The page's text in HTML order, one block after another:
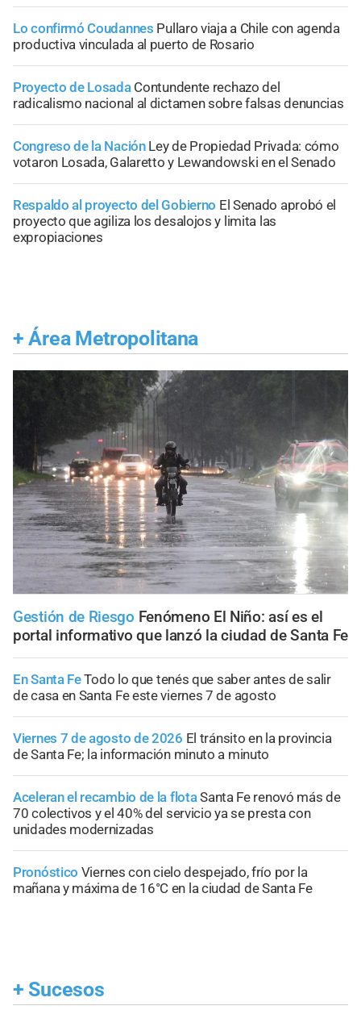
Lo confirmó Coudannes Pullaro viaja a Chile con agenda
productiva vinculada al puerto de Rosario
Proyecto de Losada Contundente rechazo del
radicalismo nacional al dictamen sobre falsas denuncias
Congreso de la Nación Ley de Propiedad Privada: cómo
votaron Losada, Galaretto y Lewandowski en el Senado
Respaldo al proyecto del Gobierno El Senado aprobó el
proyecto que agiliza los desalojos y limita las
expropiaciones
+ Área Metropolitana
Gestión de Riesgo Fenómeno El Niño: así es el
portal informativo que lanzó la ciudad de Santa Fe
En Santa FeTodo lo que tenés que saber antes de salir
de casa en Santa Fe este viernes 7 de agosto
Viernes 7 de agosto de 2026 El tránsito en la provincia
de Santa Fe; la información minuto a minuto
Aceleran el recambio de la flotaSanta Fe renovó más de
70 colectivos y el 40% del servicio ya se presta con
unidades modernizadas
Pronóstico Viernes con cielo despejado, frío por la
mañana y máxima de 16°C en la ciudad de Santa Fe
+ Sucesos